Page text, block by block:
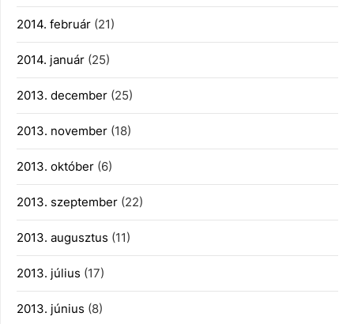
2014. február (21)
2014. január (25)
2013. december (25)
2013. november (18)
2013. október (6)
2013. szeptember (22)
2013. augusztus (11)
2013. július (17)
2013. június (8)